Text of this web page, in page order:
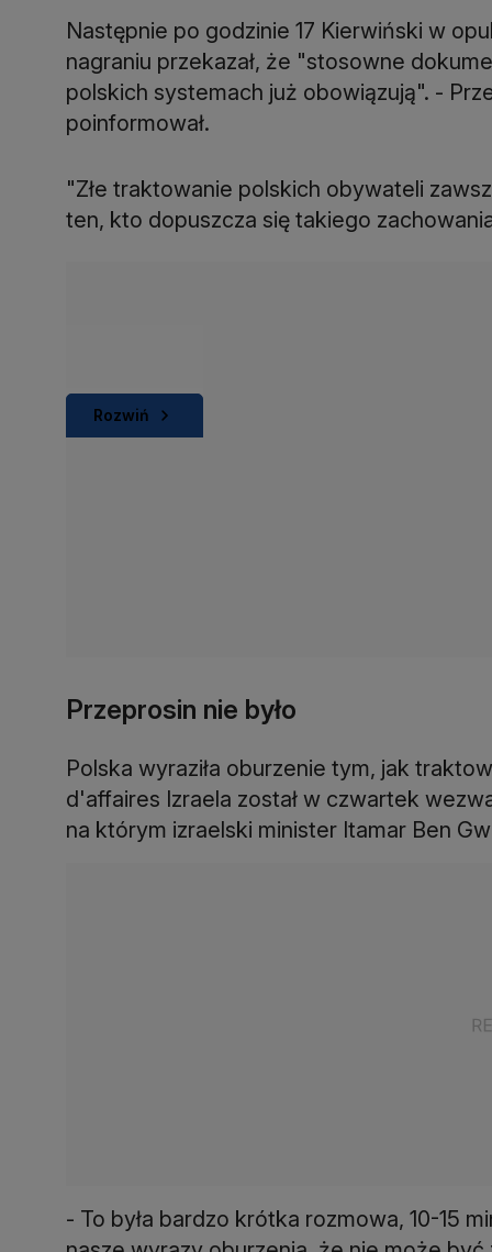
Następnie po godzinie 17 Kierwiński w
nagraniu przekazał, że "stosowne
polskich systemach już obowiązują". -
poinformował.
"Złe traktowanie polskich obywateli
ten, kto dopuszcza się takiego
Rozwiń
Przeprosin nie było
Polska wyraziła oburzenie tym, jak
d'affaires Izraela został w czwartek
na którym izraelski minister Itamar Ben
- To była bardzo krótka rozmowa, 10-15